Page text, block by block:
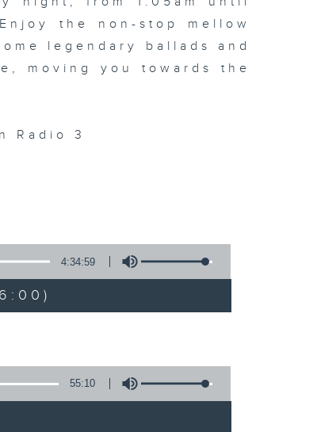
the non-stop mellow
legendary ballads and
moving you towards the
Radio 3
4:34:59
55:10